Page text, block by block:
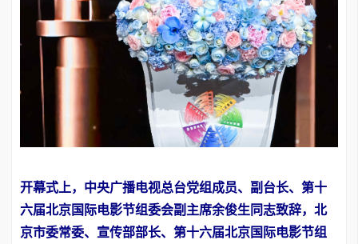
开幕式上，中央广播电视总台党组成员、副台长、第十
六届北京国际电影节组委会副主席余俊生同志致辞，北
京市委常委、宣传部部长、第十六届北京国际电影节组